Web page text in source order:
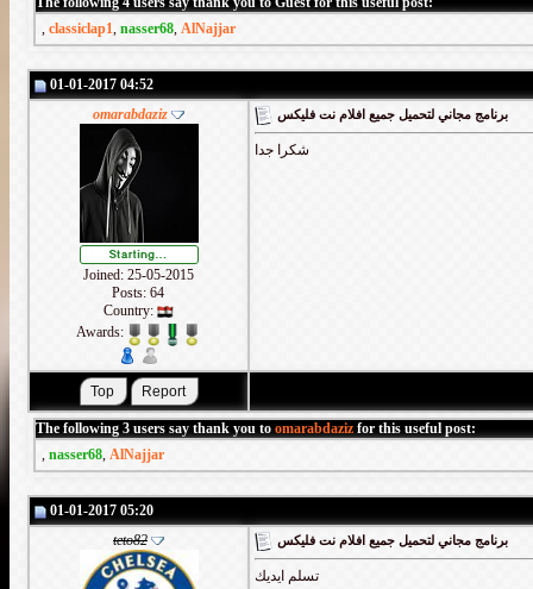
, classiclap1, nasser68, AlNajjar
01-01-2017 04:52
omarabdaziz
Joined: 25-05-2015
Posts: 64
Country:
Awards:
برنامج مجاني لتحميل جميع افلام نت فليكس
شكرا جدا
The following 3 users say thank you to omarabdaziz for this useful post:
, nasser68, AlNajjar
01-01-2017 05:20
teto82
برنامج مجاني لتحميل جميع افلام نت فليكس
تسلم ايديك